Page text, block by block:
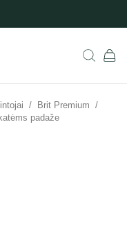
/ Brit Premium /
padaže